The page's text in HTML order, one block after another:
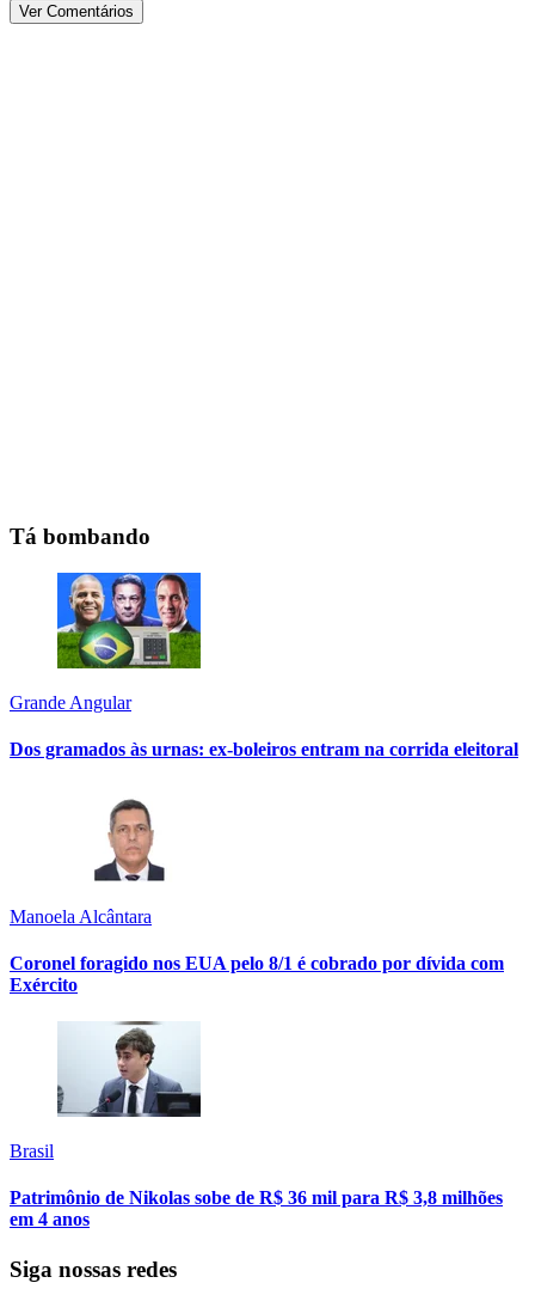
Ver Comentários
Tá bombando
Grande Angular
Dos gramados às urnas: ex-boleiros entram na corrida eleitoral
Manoela Alcântara
Coronel foragido nos EUA pelo 8/1 é cobrado por dívida com
Exército
Brasil
Patrimônio de Nikolas sobe de R$ 36 mil para R$ 3,8 milhões
em 4 anos
Siga nossas redes